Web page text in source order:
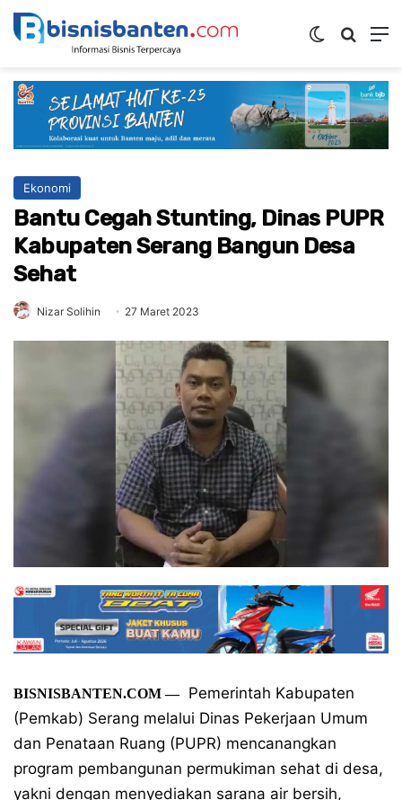
Switch skin
Ekonomi
Bantu Cegah Stunting, Dinas PUPR
Kabupaten Serang Bangun Desa
Sehat
Nizar Solihin 27 Maret 2023
BISNISBANTEN.COM —Pemerintah Kabupaten
(Pemkab) Serang melalui Dinas Pekerjaan Umum
dan Penataan Ruang (PUPR) mencanangkan
program pembangunan permukiman sehat di desa,
yakni dengan menyediakan sarana air bersih,